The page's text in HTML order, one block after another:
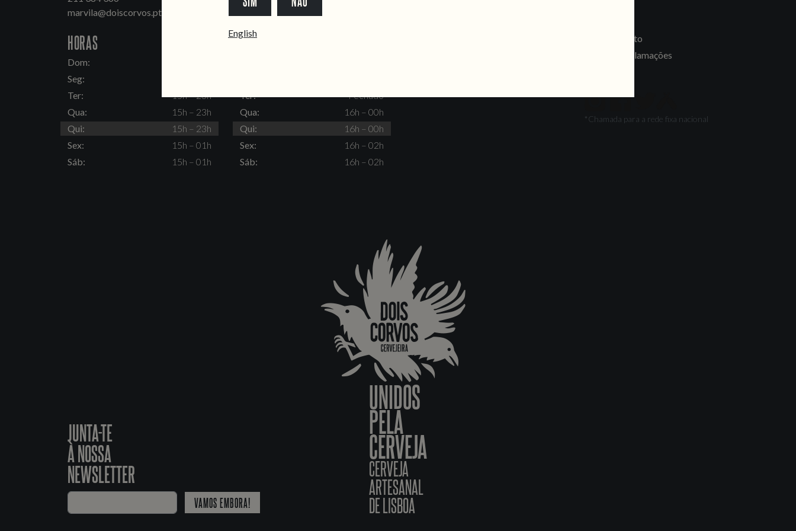
marvila@doiscorvos.pt
HORAS
Dom:
Seg:
Ter:
15h – 23h
Qua:
15h – 23h
Qui:
15h – 23h
Sex:
15h – 01h
Sáb:
15h – 01h
HORAS
Ter:
Fechado
Qua:
16h – 00h
Qui:
16h – 00h
Sex:
16h – 02h
Sáb:
16h – 02h
Recrutamento
Livro de Reclamações
*Chamada para a rede fixa nacional
JUNTA-TE
À NOSSA
NEWSLETTER
VAMOS EMBORA!
UNIDOS
PELA
CERVEJA
CERVEJA
ARTESANAL
DE LISBOA
English